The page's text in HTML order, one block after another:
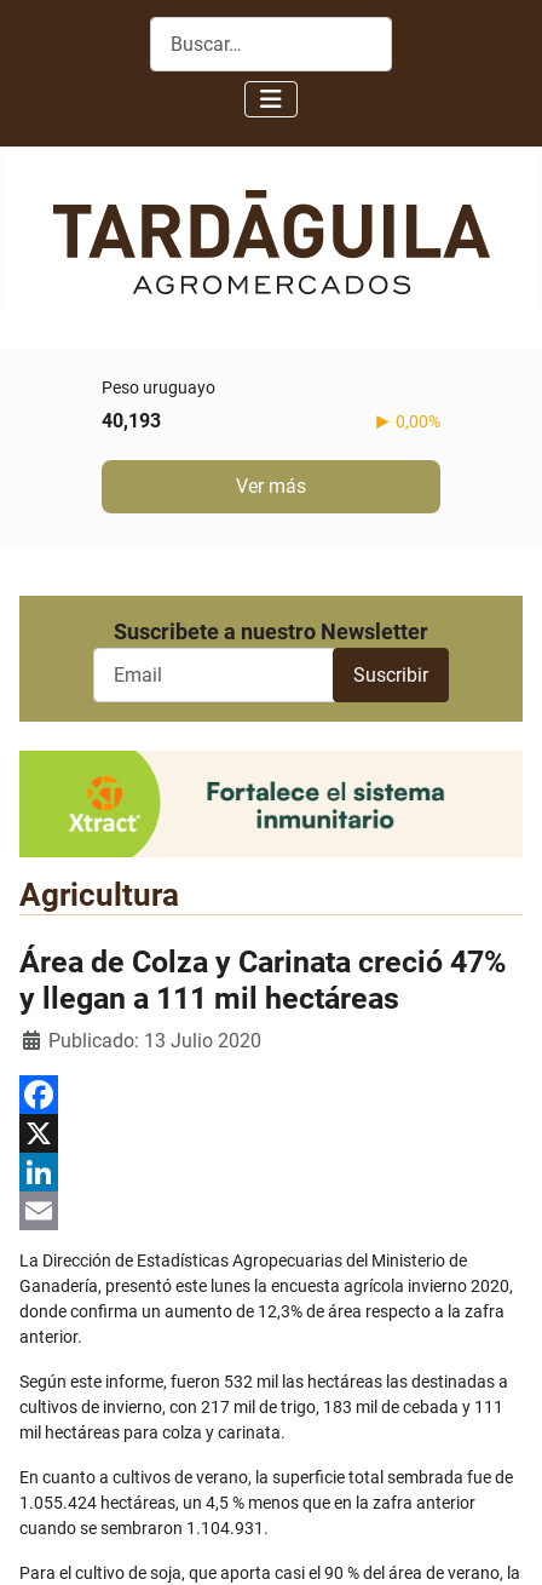
Buscar
Peso uruguayo
40,193 0,00%
Ver más
Suscribete a nuestro Newsletter
Agricultura
Área de Colza y Carinata creció 47%
y llegan a 111 mil hectáreas
Detalles
Publicado: 13 Julio 2020
Facebook
X
LinkedIn
Email
La Dirección de Estadísticas Agropecuarias del Ministerio de
Ganadería, presentó este lunes la encuesta agrícola invierno 2020,
donde confirma un aumento de 12,3% de área respecto a la zafra
anterior.
Según este informe, fueron 532 mil las hectáreas las destinadas a
cultivos de invierno, con 217 mil de trigo, 183 mil de cebada y 111
mil hectáreas para colza y carinata.
En cuanto a cultivos de verano, la superficie total sembrada fue de
1.055.424 hectáreas, un 4,5 % menos que en la zafra anterior
cuando se sembraron 1.104.931.
Para el cultivo de soja, que aporta casi el 90 % del área de verano, la